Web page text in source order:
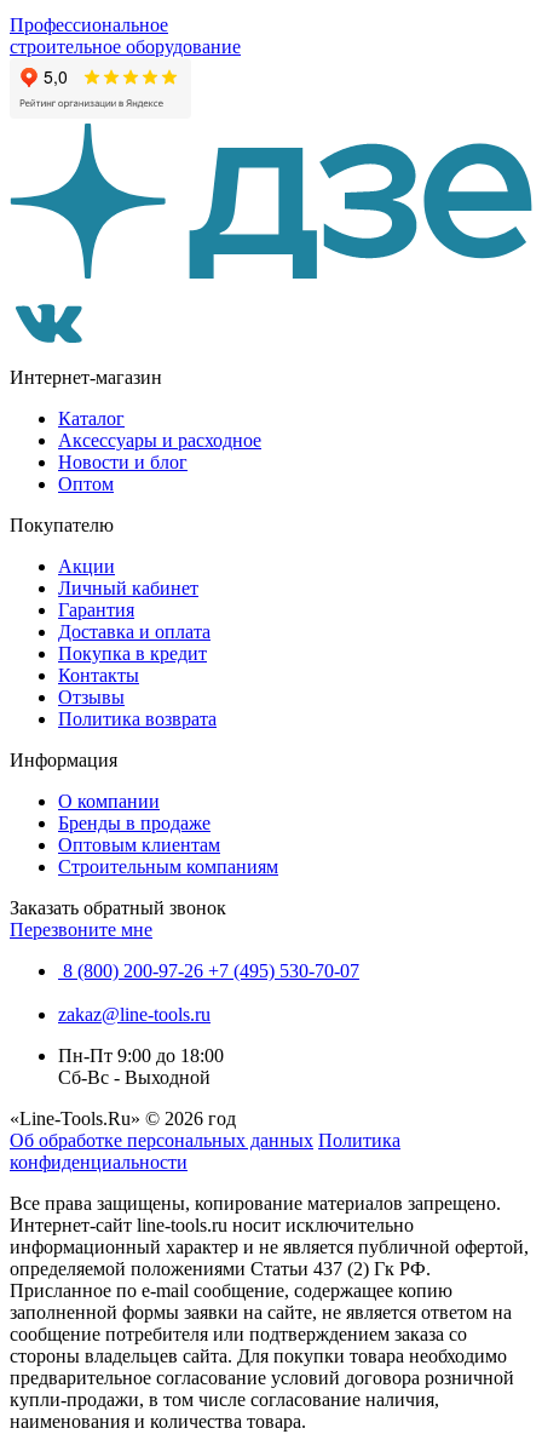
Профессиональное
строительное оборудование
Интернет-магазин
Каталог
Аксессуары и расходное
Новости и блог
Оптом
Покупателю
Акции
Личный кабинет
Гарантия
Доставка и оплата
Покупка в кредит
Контакты
Отзывы
Политика возврата
Информация
О компании
Бренды в продаже
Оптовым клиентам
Строительным компаниям
Заказать обратный звонок
Перезвоните мне
8 (800) 200-97-26 +7 (495) 530-70-07
zakaz@line-tools.ru
Пн-Пт 9:00 до 18:00
Сб-Вс - Выходной
«Line-Tools.Ru» © 2026 год
Об обработке персональных данных Политика
конфиденциальности
Все права защищены, копирование материалов запрещено.
Интернет-сайт line-tools.ru носит исключительно
информационный характер и не является публичной офертой,
определяемой положениями Статьи 437 (2) Гк РФ.
Присланное по e-mail сообщение, содержащее копию
заполненной формы заявки на сайте, не является ответом на
сообщение потребителя или подтверждением заказа со
стороны владельцев сайта. Для покупки товара необходимо
предварительное согласование условий договора розничной
купли-продажи, в том числе согласование наличия,
наименования и количества товара.